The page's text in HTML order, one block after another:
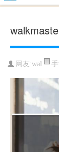
网友:wal